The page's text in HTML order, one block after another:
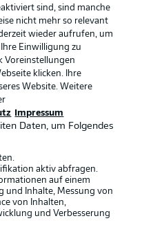
Nutzungsbedingungen
Kontakt
Impressum
Spieler
sind, sind manche
nicht mehr so relevant
wieder aufrufen, um
Einwilligung zu
Voreinstellungen
klicken. Ihre
Website. Weitere
Impressum
Daten, um Folgendes
aktiv abfragen.
auf einem
und Inhalte, Messung von
von Inhalten,
und Verbesserung